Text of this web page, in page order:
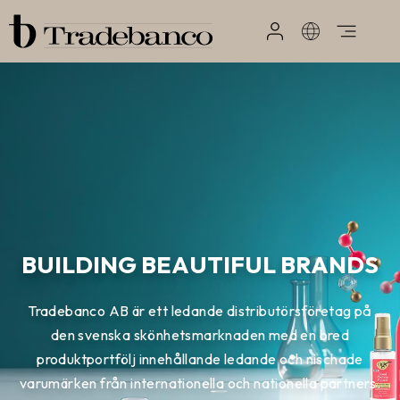
BUILDING BEAUTIFUL BRANDS
Tradebanco AB är ett ledande distributörsföretag på
den svenska skönhetsmarknaden med en bred
produktportfölj innehållande ledande och nischade
varumärken från internationella och nationella partners.